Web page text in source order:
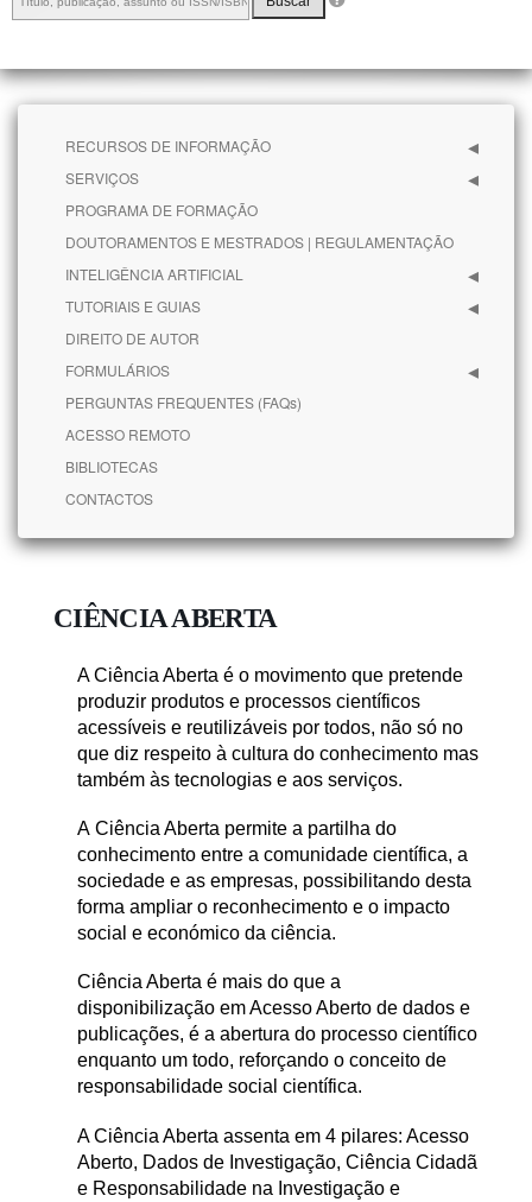
RECURSOS DE INFORMAÇÃO
SERVIÇOS
PROGRAMA DE FORMAÇÃO
DOUTORAMENTOS E MESTRADOS | REGULAMENTAÇÃO
INTELIGÊNCIA ARTIFICIAL
TUTORIAIS E GUIAS
DIREITO DE AUTOR
FORMULÁRIOS
PERGUNTAS FREQUENTES (FAQs)
ACESSO REMOTO
BIBLIOTECAS
CONTACTOS
CIÊNCIA ABERTA
A Ciência Aberta é o movimento que pretende
produzir produtos e processos científicos
acessíveis e reutilizáveis por todos, não só no
que diz respeito à cultura do conhecimento mas
também às tecnologias e aos serviços.
A Ciência Aberta permite a partilha do
conhecimento entre a comunidade científica, a
sociedade e as empresas, possibilitando desta
forma ampliar o reconhecimento e o impacto
social e económico da ciência.
Ciência Aberta é mais do que a
disponibilização em Acesso Aberto de dados e
publicações, é a abertura do processo científico
enquanto um todo, reforçando o conceito de
responsabilidade social científica.
A Ciência Aberta assenta em 4 pilares: Acesso
Aberto, Dados de Investigação, Ciência Cidadã
e Responsabilidade na Investigação e